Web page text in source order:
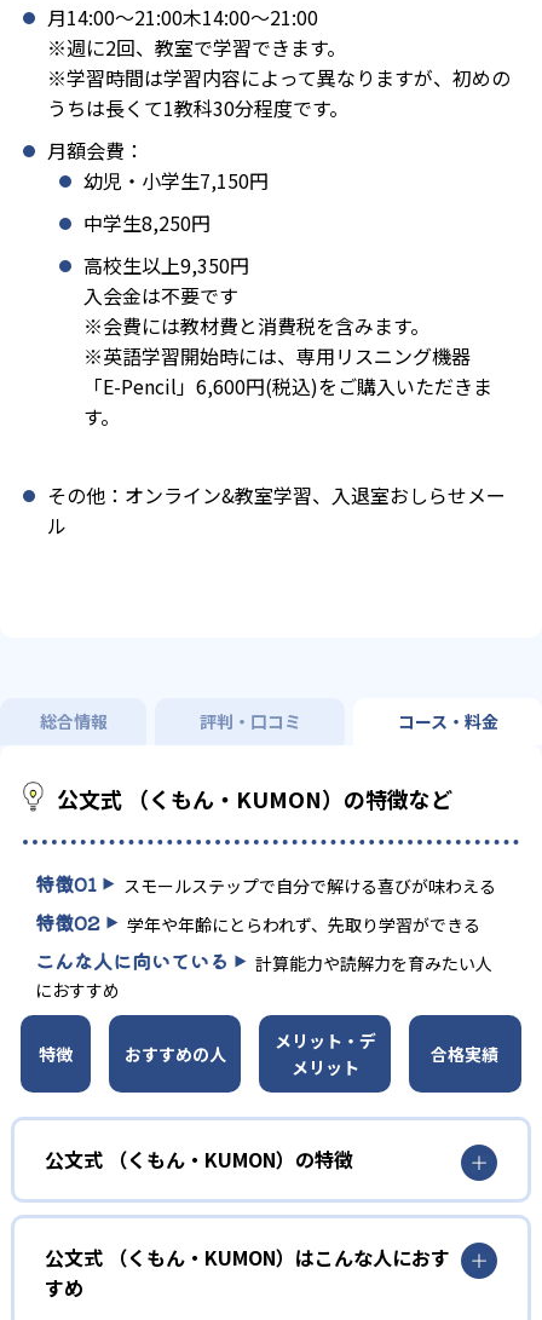
月14:00〜21:00木14:00〜21:00
※週に2回、教室で学習できます。
※学習時間は学習内容によって異なりますが、初めの
うちは長くて1教科30分程度です。
月額会費：
幼児・小学生7,150円
中学生8,250円
高校生以上9,350円
入会金は不要です
※会費には教材費と消費税を含みます。
※英語学習開始時には、専用リスニング機器
「E-Pencil」6,600円(税込)をご購入いただきま
す。
その他：オンライン&教室学習、入退室おしらせメー
ル
総合情報 評判・口コミ コース・料金
公文式 （くもん・KUMON）の特徴など
特徴01 スモールステップで自分で解ける喜びが味わえる
特徴02 学年や年齢にとらわれず、先取り学習ができる
こんな人に向いている
計算能力や読解力を育みたい人
におすすめ
特徴 おすすめの人
メリット・デ
メリット
合格実績
公文式 （くもん・KUMON）の特徴
01
無学年式の学力別学習
KUMONでは、年齢や学年にとらわれずに、一人ひとりの学
力に応じたレベルから学習を始めている。
公文式 （くもん・KUMON）はこんな人におす
すめ